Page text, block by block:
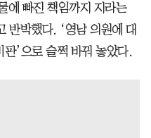
에 빠진 책임까지 지라는
반박했다. ‘영남 의원에 대
’으로 슬쩍 바꿔 놓았다.